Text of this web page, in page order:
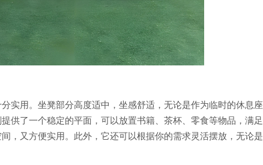
实用。坐凳部分高度适中，坐感舒适，无论是作为临时的休息座
供了一个稳定的平面，可以放置书籍、茶杯、零食等物品，满足
，又方便实用。此外，它还可以根据你的需求灵活摆放，无论是